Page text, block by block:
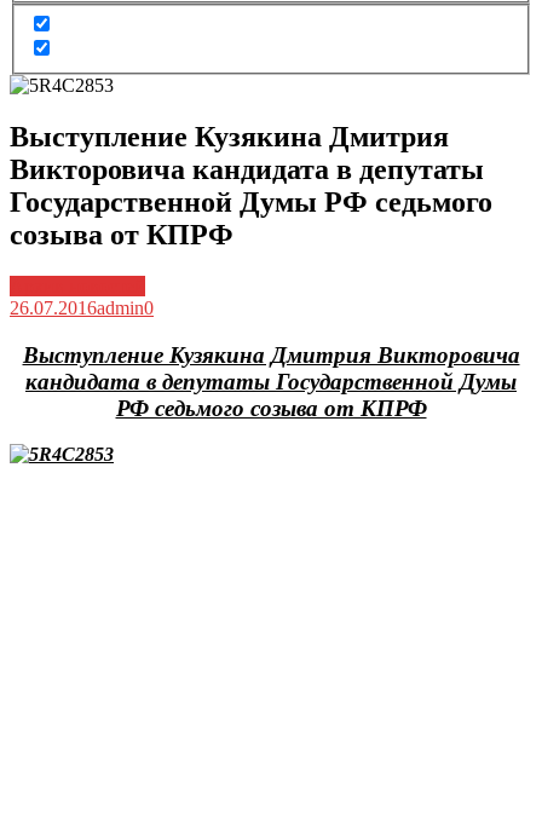
Выступление Кузякина Дмитрия
Викторовича кандидата в депутаты
Государственной Думы РФ седьмого
созыва от КПРФ
26.07.2016admin0
Выступление Кузякина Дмитрия Викторовича
кандидата в депутаты Государственной Думы
РФ седьмого созыва от КПРФ